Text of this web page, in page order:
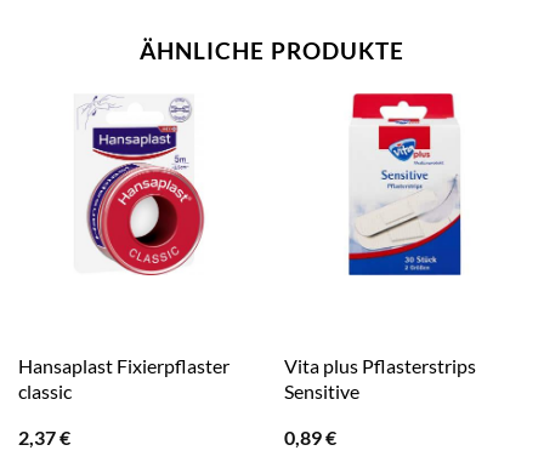
ÄHNLICHE PRODUKTE
Hansaplast Fixierpflaster
classic
2,37€
Vita plus Pflasterstrips
Sensitive
0,89€